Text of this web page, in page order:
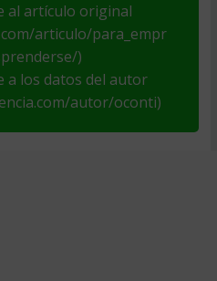
al artículo original
articulo/para_empr
)
a los datos del autor
autor/oconti)